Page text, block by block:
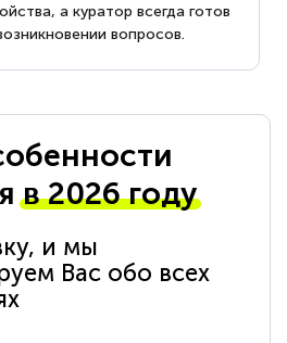
а куратор всегда готов
вопросов.
в 2026 году
и мы
Вас обо всех